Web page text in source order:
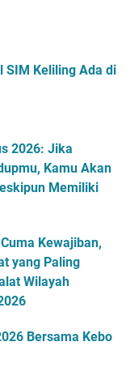
SIM Keliling Ada di
2026: Jika
Kamu Akan
Memiliki
Kewajiban,
yang Paling
Wilayah
Bersama Kebo